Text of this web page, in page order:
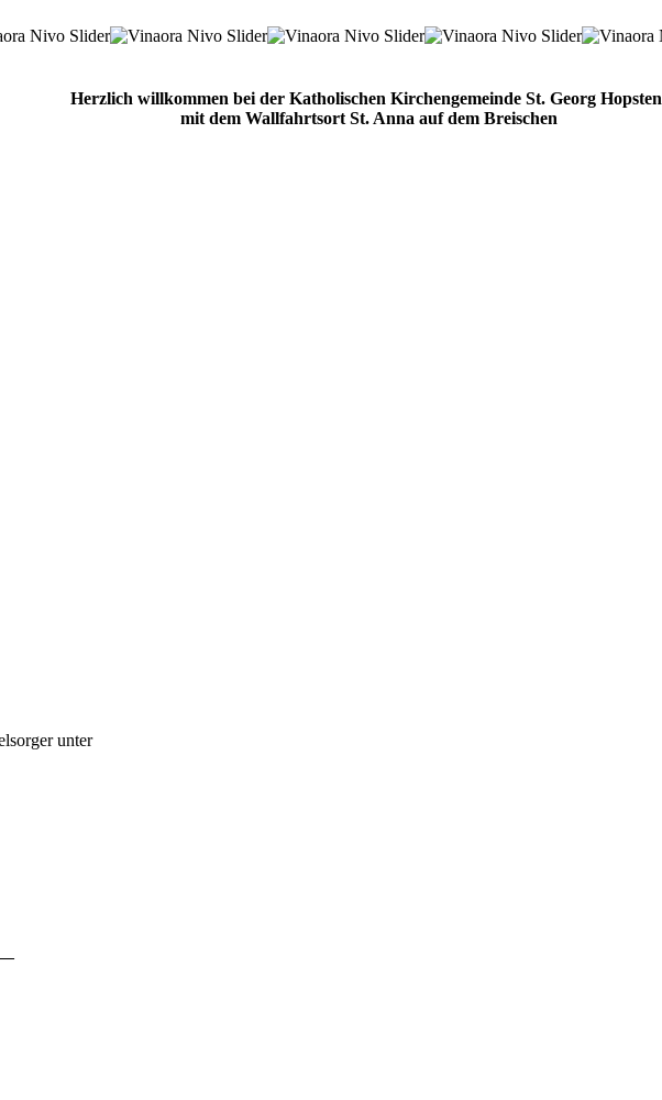
Herzlich willkommen bei der Katholischen Kirchengemeinde St. Georg Hopsten
mit dem Wallfahrtsort St. Anna auf dem Breischen
unter